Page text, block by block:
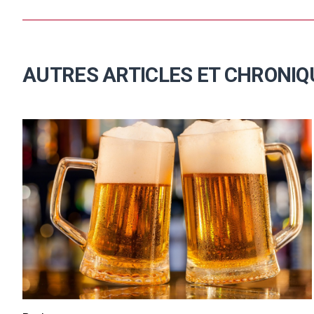
AUTRES ARTICLES ET